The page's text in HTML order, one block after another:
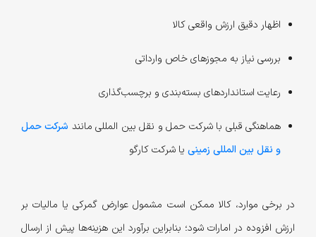
اظهار دقیق ارزش واقعی کالا
بررسی نیاز به مجوزهای خاص وارداتی
رعایت استانداردهای بسته‌بندی و برچسب‌گذاری
هماهنگی قبلی با شرکت حمل و نقل بین المللی مانند شرکت حمل
و نقل بین المللی زمینی یا شرکت کارگو
در برخی موارد، کالا ممکن است مشمول عوارض گمرکی یا مالیات بر
ارزش افزوده در امارات شود؛ بنابراین برآورد این هزینه‌ها پیش از ارسال